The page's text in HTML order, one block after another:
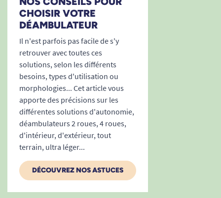
CHOISIR VOTRE
DÉAMBULATEUR
Il n'est parfois pas facile de s'y
retrouver avec toutes ces
solutions, selon les différents
besoins, types d'utilisation ou
morphologies... Cet article vous
apporte des précisions sur les
différentes solutions d'autonomie,
déambulateurs 2 roues, 4 roues,
d'intérieur, d'extérieur, tout
terrain, ultra léger...
DÉCOUVREZ NOS ASTUCES